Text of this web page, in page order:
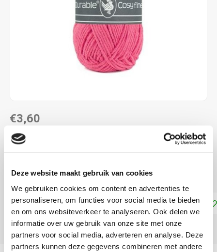
Deze website maakt gebruik van cookies
We gebruiken cookies om content en advertenties te
personaliseren, om functies voor social media te bieden
en om ons websiteverkeer te analyseren. Ook delen we
informatie over uw gebruik van onze site met onze
partners voor social media, adverteren en analyse. Deze
partners kunnen deze gegevens combineren met andere
€3,60
DIRECT LEVERBAAR
meer
Toevoegen aan winkelwagen